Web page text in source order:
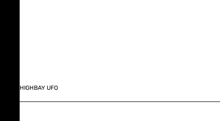
HIGHBAY UFO